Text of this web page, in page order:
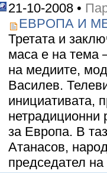
21-10-2008 •
ЕВРОПА И
Третата и
маса е на тема
на медиите,
Василев.
инициативата,
нетрадиционни
за Европа. В
Атанасов,
председател